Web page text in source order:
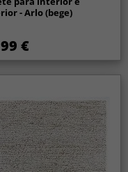
- Arlo (bege)
€